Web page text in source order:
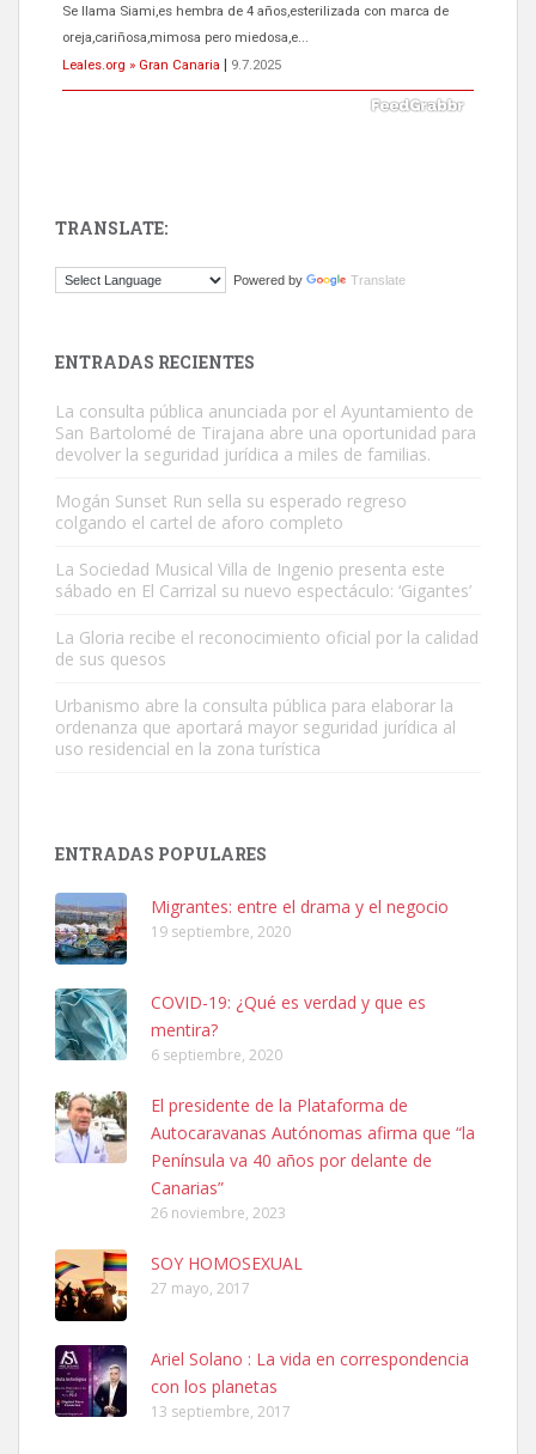
Se llama Siami,es hembra de 4 años,esterilizada con marca de
oreja,cariñosa,mimosa pero miedosa,e...
Leales.org » Gran Canaria
9.7.2025
El ayuntamiento se va a llevar a Los Gatos callejeros de la zona los
Gato manso encontrado
Este gato macho ha aparecido en la calle hace menos de un mes,
es muy manso y extremadamente cari...
Leales.org » Gran Canaria
SHIBA PERDIDO AVDA JOSE MESA Y LOPEZ
PERRO MACHO RAZA SHIBA CON MICROCHIP PERDIDO HOY
06/07/2025 ZONA MESA Y LOPEZ. ES MUY ASUSTADIZO
Leales.org » Gran Canaria
6.7.2025
Ninfa perdida
El día 5 se los perdió una ninfa papillera, asustada tiene miedo a la
calle, se perdió por la zon...
TRANSLATE:
Powered by Translate
ENTRADAS RECIENTES
La consulta pública anunciada por el Ayuntamiento de
San Bartolomé de Tirajana abre una oportunidad para
devolver la seguridad jurídica a miles de familias.
Mogán Sunset Run sella su esperado regreso
colgando el cartel de aforo completo
La Sociedad Musical Villa de Ingenio presenta este
sábado en El Carrizal su nuevo espectáculo: ‘Gigantes’
La Gloria recibe el reconocimiento oficial por la calidad
de sus quesos
Urbanismo abre la consulta pública para elaborar la
ordenanza que aportará mayor seguridad jurídica al
uso residencial en la zona turística
ENTRADAS POPULARES
Migrantes: entre el drama y el negocio
19 septiembre, 2020
COVID-19: ¿Qué es verdad y que es
mentira?
6 septiembre, 2020
El presidente de la Plataforma de
Autocaravanas Autónomas afirma que “la
Península va 40 años por delante de
Canarias”
26 noviembre, 2023
SOY HOMOSEXUAL
27 mayo, 2017
Ariel Solano : La vida en correspondencia
con los planetas
13 septiembre, 2017